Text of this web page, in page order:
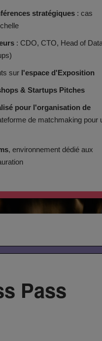
stratégiques : cas
: CDO, CTO, Head of
sur l'espace d'Exposition
& Startups Pitches
pour l'organisation de
de matchmaking pour
, environnement dédié aux
Pass